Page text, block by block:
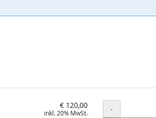
€ 120,00
inkl. 20% MwSt. Menge
-